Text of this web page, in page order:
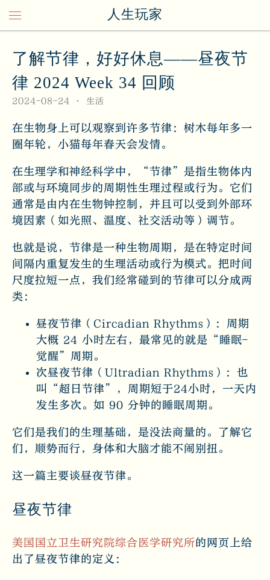
人生玩家
了解节律，好好休息——昼夜节
律 2024 Week 34 回顾
2024-08-24 生活
在生物身上可以观察到许多节律：树木每年多一
圈年轮，小猫每年春天会发情。
在生理学和神经科学中，“节律”是指生物体内
部或与环境同步的周期性生理过程或行为。它们
通常是由内在生物钟控制，并且可以受到外部环
境因素（如光照、温度、社交活动等）调节。
也就是说，节律是一种生物周期，是在特定时间
间隔内重复发生的生理活动或行为模式。把时间
尺度拉短一点，我们经常碰到的节律可以分成两
类：
昼夜节律（Circadian Rhythms）：周期
大概 24 小时左右，最常见的就是“睡眠-
觉醒”周期。
次昼夜节律（Ultradian Rhythms）：也
叫“超日节律”，周期短于24小时，一天内
发生多次。如 90 分钟的睡眠周期。
它们是我们的生理基础，是没法商量的。了解它
们，顺势而行，身体和大脑才能不闹别扭。
这一篇主要谈昼夜节律。
昼夜节律
美国国立卫生研究院综合医学研究所的网页上给
出了昼夜节律的定义：